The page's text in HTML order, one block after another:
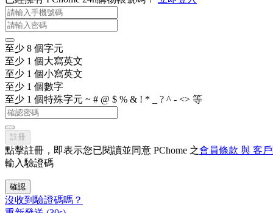
至少 8 個字元
至少 1 個大寫英文
至少 1 個小寫英文
至少 1 個數字
至少 1 個特殊字元 ~ # @ $ % & ! * _ ? ^ - <> 等
註冊
點擊註冊，即表示您已閱讀並同意 PChome 之會員條款 與 客
輸入驗證碼
確認
沒收到驗證碼嗎？